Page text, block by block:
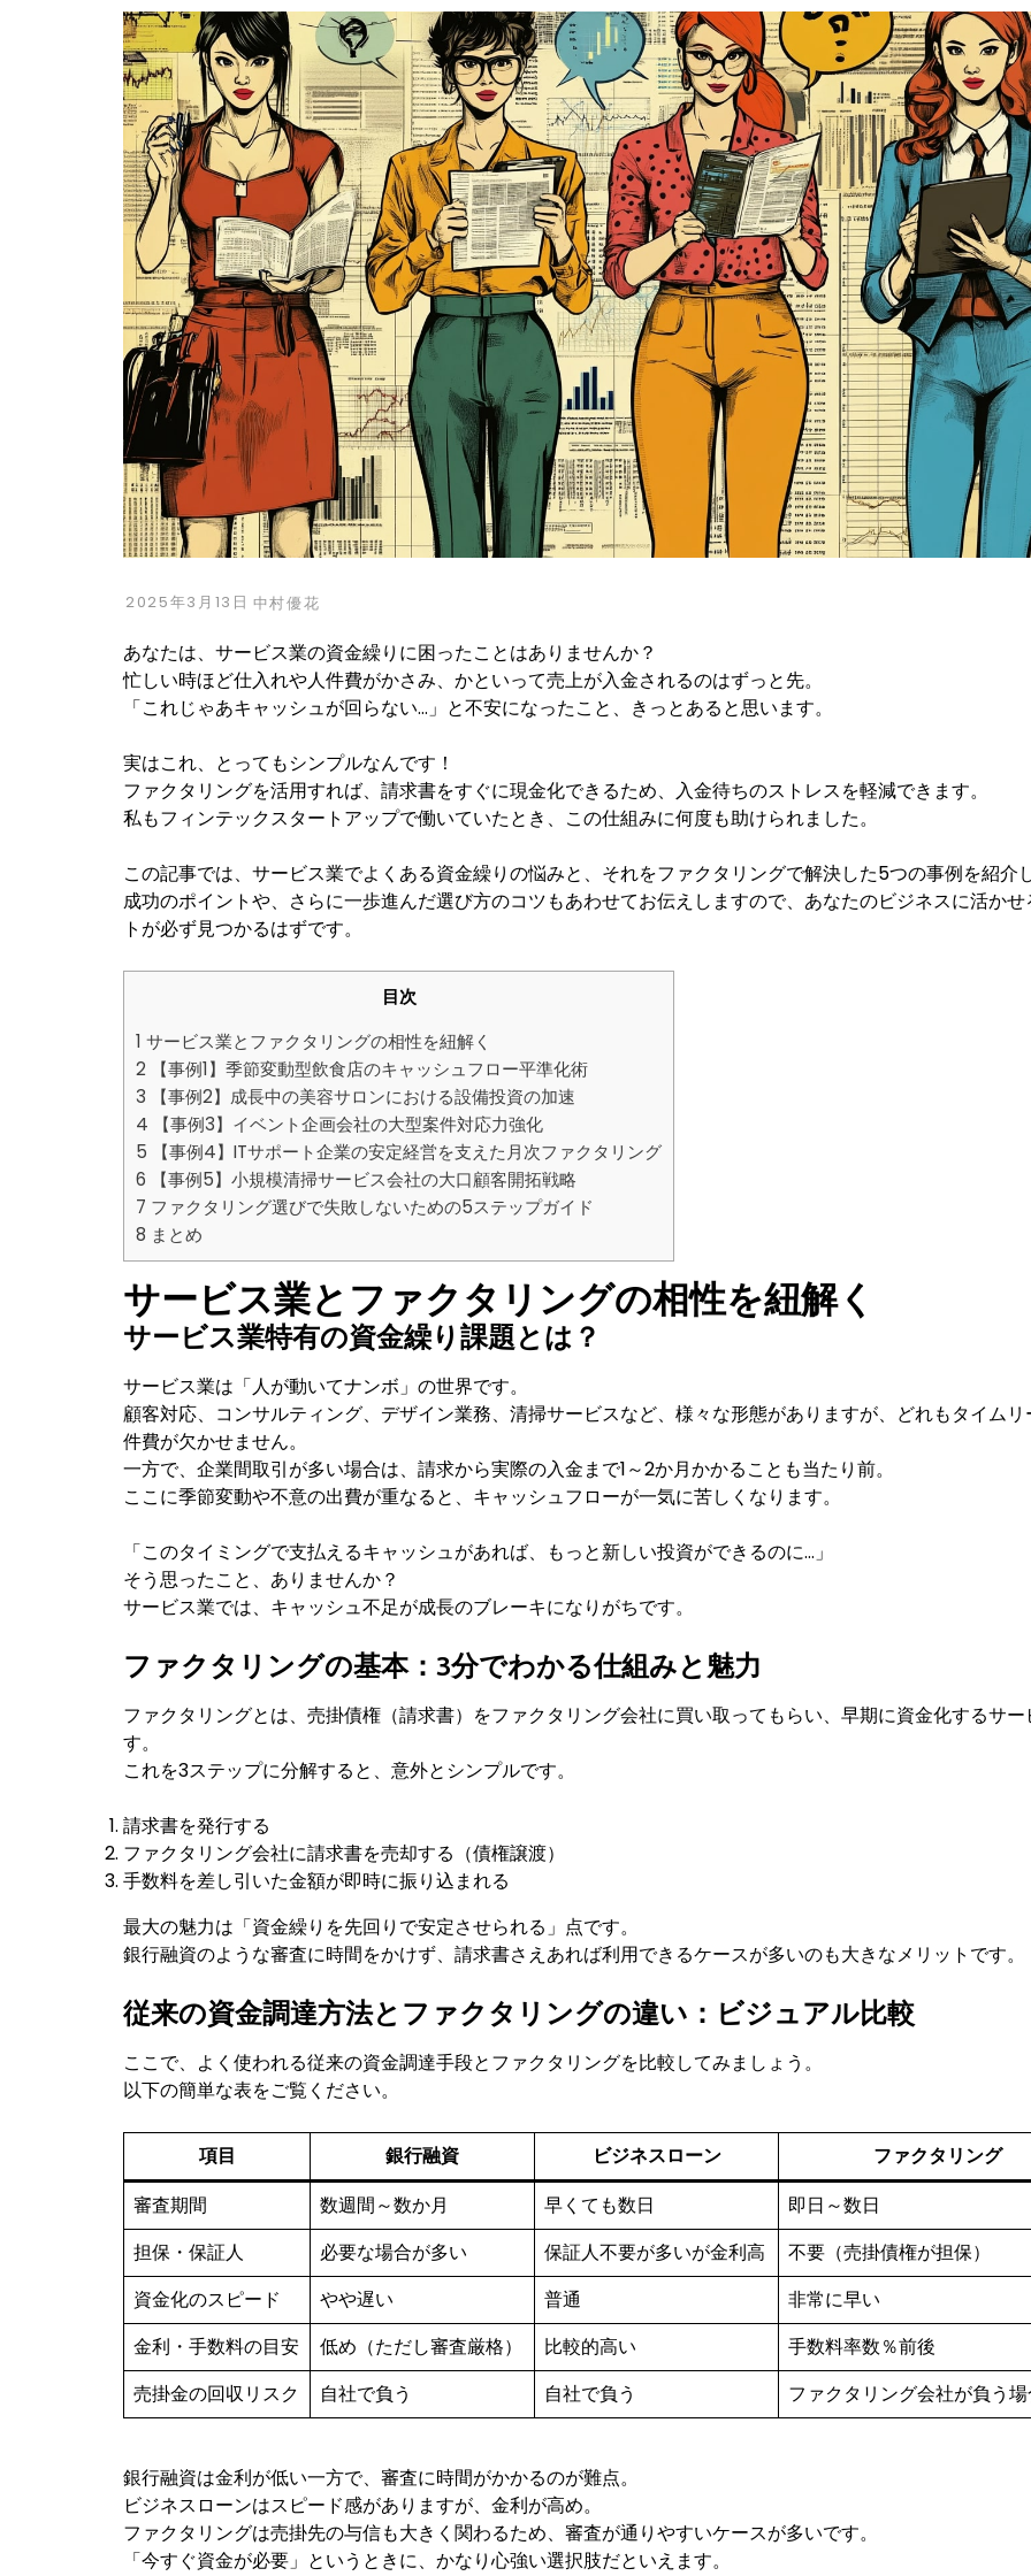
2025年3月13日 中村優花
あなたは、サービス業の資金繰りに困ったことはありませんか？
忙しい時ほど仕入れや人件費がかさみ、かといって売上が入金されるのはずっと先。
「これじゃあキャッシュが回らない…」と不安になったこと、きっとあると思います。
実はこれ、とってもシンプルなんです！
ファクタリングを活用すれば、請求書をすぐに現金化できるため、入金待ちのストレスを軽減できます。
私もフィンテックスタートアップで働いていたとき、この仕組みに何度も助けられました。
この記事では、サービス業でよくある資金繰りの悩みと、それをファクタリングで解決した5つの事例を紹介
成功のポイントや、さらに一歩進んだ選び方のコツもあわせてお伝えしますので、あなたのビジネスに活かせ
トが必ず見つかるはずです。
目次
1 サービス業とファクタリングの相性を紐解く
2 【事例1】季節変動型飲食店のキャッシュフロー平準化術
3 【事例2】成長中の美容サロンにおける設備投資の加速
4 【事例3】イベント企画会社の大型案件対応力強化
5 【事例4】ITサポート企業の安定経営を支えた月次ファクタリング
6 【事例5】小規模清掃サービス会社の大口顧客開拓戦略
7 ファクタリング選びで失敗しないための5ステップガイド
8 まとめ
サービス業とファクタリングの相性を紐解く
サービス業特有の資金繰り課題とは？
サービス業は「人が動いてナンボ」の世界です。
顧客対応、コンサルティング、デザイン業務、清掃サービスなど、様々な形態がありますが、どれもタイムリ
件費が欠かせません。
一方で、企業間取引が多い場合は、請求から実際の入金まで1～2か月かかることも当たり前。
ここに季節変動や不意の出費が重なると、キャッシュフローが一気に苦しくなります。
「このタイミングで支払えるキャッシュがあれば、もっと新しい投資ができるのに…」
そう思ったこと、ありませんか？
サービス業では、キャッシュ不足が成長のブレーキになりがちです。
ファクタリングの基本：3分でわかる仕組みと魅力
ファクタリングとは、売掛債権（請求書）をファクタリング会社に買い取ってもらい、早期に資金化するサー
す。
これを3ステップに分解すると、意外とシンプルです。
請求書を発行する
ファクタリング会社に請求書を売却する（債権譲渡）
手数料を差し引いた金額が即時に振り込まれる
最大の魅力は「資金繰りを先回りで安定させられる」点です。
銀行融資のような審査に時間をかけず、請求書さえあれば利用できるケースが多いのも大きなメリットです。
従来の資金調達方法とファクタリングの違い：ビジュアル比較
ここで、よく使われる従来の資金調達手段とファクタリングを比較してみましょう。
以下の簡単な表をご覧ください。
項目 銀行融資 ビジネスローン
ファクタリング
審査期間
数週間～数か月 早くても数日
即日～数日
担保・保証人
必要な場合が多い 保証人不要が多いが金利高
不要（売掛債権が担保）
資金化のスピード
やや遅い 普通
非常に早い
金利・手数料の目安
低め（ただし審査厳格） 比較的高い
手数料率数％前後
売掛金の回収リスク
自社で負う 自社で負う ファクタリング会社が負う
銀行融資は金利が低い一方で、審査に時間がかかるのが難点。
ビジネスローンはスピード感がありますが、金利が高め。
ファクタリングは売掛先の与信も大きく関わるため、審査が通りやすいケースが多いです。
「今すぐ資金が必要」というときに、かなり心強い選択肢だといえます。